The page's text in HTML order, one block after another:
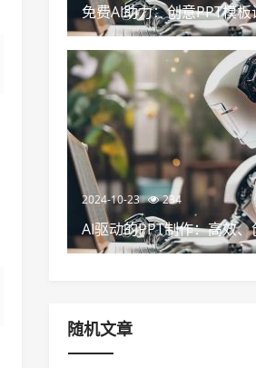
免费AI助力：创意PPT模
2024-10-23 234
AI驱动的PPT制作：高效
稿设计
随机文章